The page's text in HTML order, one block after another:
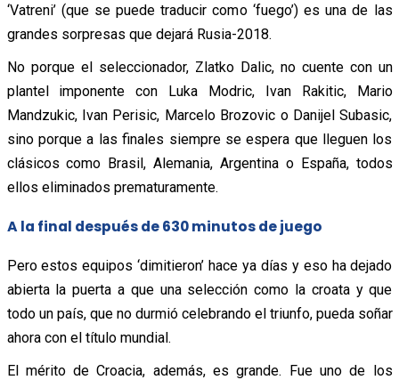
‘Vatreni’ (que se puede traducir como ‘fuego’) es una de las
grandes sorpresas que dejará Rusia-2018.
No porque el seleccionador, Zlatko Dalic, no cuente con un
plantel imponente con Luka Modric, Ivan Rakitic, Mario
Mandzukic, Ivan Perisic, Marcelo Brozovic o Danijel Subasic,
sino porque a las finales siempre se espera que lleguen los
clásicos como Brasil, Alemania, Argentina o España, todos
ellos eliminados prematuramente.
A la final después de 630 minutos de juego
Pero estos equipos ‘dimitieron’ hace ya días y eso ha dejado
abierta la puerta a que una selección como la croata y que
todo un país, que no durmió celebrando el triunfo, pueda soñar
ahora con el título mundial.
El mérito de Croacia, además, es grande. Fue uno de los